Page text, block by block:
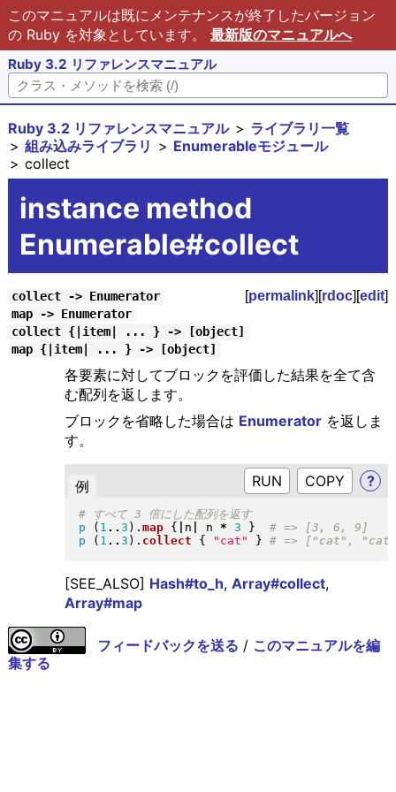
このマニュアルは既にメンテナンスが終了したバージョン
の Ruby を対象としています。 最新版のマニュアルへ
Ruby 3.2 リファレンスマニュアル
Ruby 3.2 リファレンスマニュアル
ライブラリ一覧
組み込みライブラリ
Enumerableモジュール
collect
instance method
Enumerable#collect
collect -> Enumerator [permalink][rdoc][edit]
map -> Enumerator
collect {|item| ... } -> [object]
map {|item| ... } -> [object]
各要素に対してブロックを評価した結果を全て含
む配列を返します。
ブロックを省略した場合は Enumeratorを返しま
す。
例 RUN ?
# すべて 3 倍にした配列を返す
p
( 1 .. 3 ) . map { n n * 3 }
p
( 1 .. 3 ) . collect { " cat " }
[SEE_ALSO] Hash#to_h, Array#collect,
Array#map
フィードバックを送る / このマニュアルを編
集する